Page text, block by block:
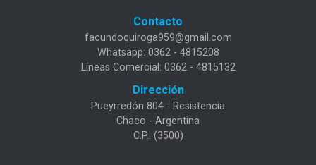
Contacto
facundoquiroga959@gmail.com
Whatsapp: 0362 - 4815208
Líneas Comercial: 0362 - 4815132
Dirección
Pueyrredón 804 - Resistencia
Chaco - Argentina
C.P.: (3500)